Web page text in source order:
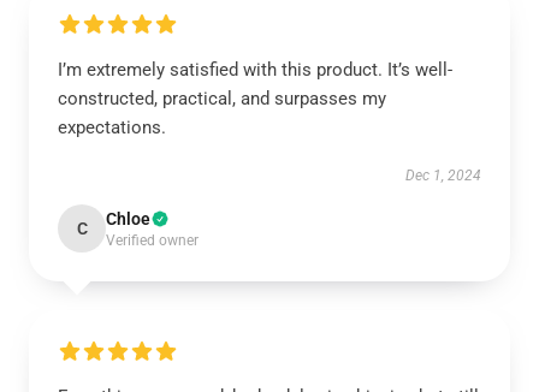
I’m extremely satisfied with this product. It’s well-
constructed, practical, and surpasses my
expectations.
Dec 1, 2024
C Chloe
Verified owner